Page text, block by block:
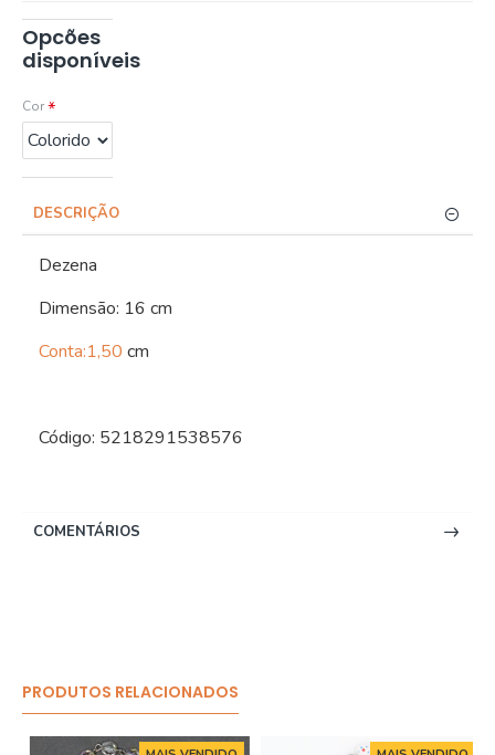
Opcões
disponíveis
Cor
DESCRIÇÃO
Dezena
Dimensão: 16 cm
Conta:1,50 cm
Código: 5218291538576
COMENTÁRIOS
PRODUTOS RELACIONADOS